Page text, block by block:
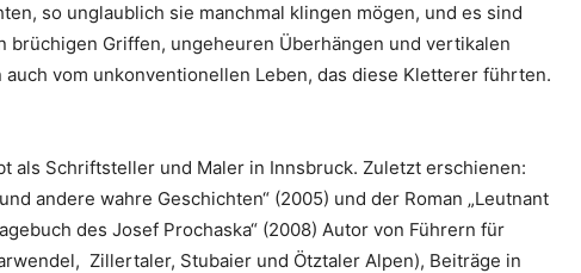
so unglaublich sie manchmal klingen mögen, und es sind
brüchigen Griffen, ungeheuren Überhängen und vertikalen
vom unkonventionellen Leben, das diese Kletterer führten.
als Schriftsteller und Maler in Innsbruck. Zuletzt erschienen:
andere wahre Geschichten“ (2005) und der Roman „Leutnant
des Josef Prochaska“ (2008) Autor von Führern für
Zillertaler, Stubaier und Ötztaler Alpen), Beiträge in